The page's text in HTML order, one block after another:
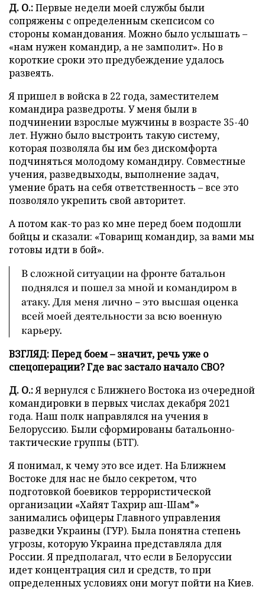
Д. О.:Первые недели моей службы были
сопряжены с определенным скепсисом со
стороны командования. Можно было услышать –
«нам нужен командир, а не замполит». Но в
короткие сроки это предубеждение удалось
развеять.
Я пришел в войска в 22 года, заместителем
командира разведроты. У меня были в
подчинении взрослые мужчины в возрасте 35-40
лет. Нужно было выстроить такую систему,
которая позволяла бы им без дискомфорта
подчиняться молодому командиру. Совместные
учения, разведвыходы, выполнение задач,
умение брать на себя ответственность – все это
позволяло укрепить свой авторитет.
А потом как-то раз ко мне перед боем подошли
бойцы и сказали: «Товарищ командир, за вами мы
готовы идти в бой».
В сложной ситуации на фронте батальон
поднялся и пошел за мной и командиром в
атаку. Для меня лично – это высшая оценка
всей моей деятельности за всю военную
карьеру.
ВЗГЛЯД: Перед боем – значит, речь уже о
спецоперации? Где вас застало начало СВО?
Д. О.:Я вернулся с Ближнего Востока из очередной
командировки в первых числах декабря 2021
года. Наш полк направлялся на учения в
Белоруссию. Были сформированы батальонно-
тактические группы (БТГ).
Я понимал, к чему это все идет. На Ближнем
Востоке для нас не было секретом, что
подготовкой боевиков террористической
организации «Хайят Тахрир аш-Шам*»
занимались офицеры Главного управления
разведки Украины (ГУР). Была понятна степень
угрозы, которую Украина представляла для
России. Я предполагал, что если в Белоруссии
идет концентрация сил и средств, то при
определенных условиях они могут пойти на Киев.